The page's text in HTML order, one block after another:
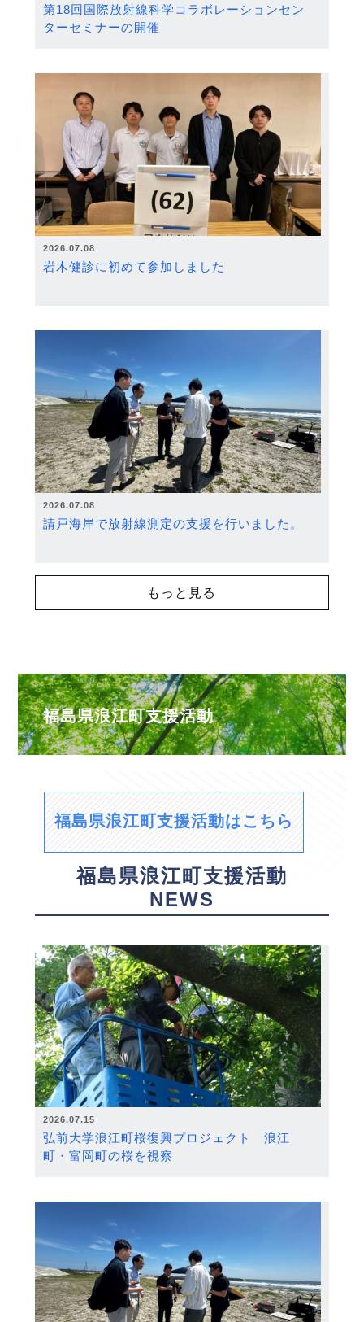
第18回国際放射線科学コラボレーションセン
ターセミナーの開催
2026.07.08
岩木健診に初めて参加しました
2026.07.08
請戸海岸で放射線測定の支援を行いました。
もっと見る
福島県浪江町支援活動
福島県浪江町支援活動はこちら
福島県浪江町支援活動
NEWS
2026.07.15
弘前大学浪江町桜復興プロジェクト 浪江
町・富岡町の桜を視察